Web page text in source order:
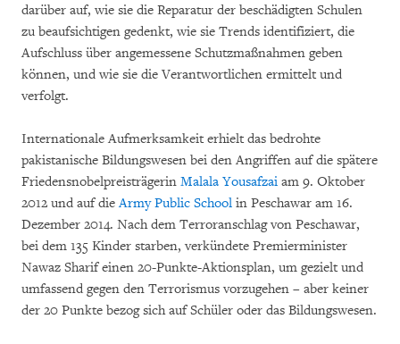
darüber auf, wie sie die Reparatur der beschädigten Schulen
zu beaufsichtigen gedenkt, wie sie Trends identifiziert, die
Aufschluss über angemessene Schutzmaßnahmen geben
können, und wie sie die Verantwortlichen ermittelt und
verfolgt.
Internationale Aufmerksamkeit erhielt das bedrohte
pakistanische Bildungswesen bei den Angriffen auf die spätere
Friedensnobelpreisträgerin Malala Yousafzai am 9. Oktober
2012 und auf dieArmy Public School in Peschawar am 16.
Dezember 2014. Nach dem Terroranschlag von Peschawar,
bei dem 135 Kinder starben, verkündete Premierminister
Nawaz Sharif einen 20-Punkte-Aktionsplan, um gezielt und
umfassend gegen den Terrorismus vorzugehen – aber keiner
der 20 Punkte bezog sich auf Schüler oder das Bildungswesen.